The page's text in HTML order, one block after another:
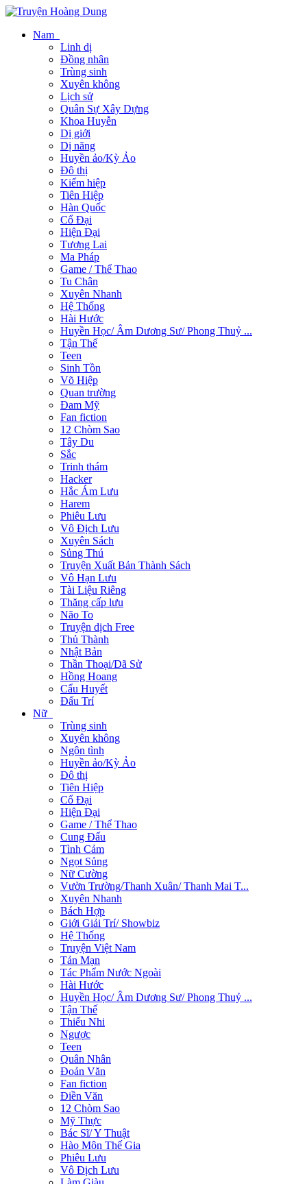
Nam
Linh dị
Đồng nhân
Trùng sinh
Xuyên không
Lịch sử
Quân Sự Xây Dựng
Khoa Huyễn
Dị giới
Dị năng
Huyền ảo/Kỳ Ảo
Đô thị
Kiếm hiệp
Tiên Hiệp
Hàn Quốc
Cổ Đại
Hiện Đại
Tương Lai
Ma Pháp
Game / Thể Thao
Tu Chân
Xuyên Nhanh
Hệ Thống
Hài Hước
Huyền Học/ Âm Dương Sư/ Phong Thuỷ ...
Tận Thế
Teen
Sinh Tồn
Võ Hiệp
Quan trường
Đam Mỹ
Fan fiction
12 Chòm Sao
Tây Du
Sắc
Trinh thám
Hacker
Hắc Ám Lưu
Harem
Phiêu Lưu
Vô Địch Lưu
Xuyên Sách
Sủng Thú
Truyện Xuất Bản Thành Sách
Vô Hạn Lưu
Tài Liệu Riêng
Thăng cấp lưu
Não To
Truyện dịch Free
Thủ Thành
Nhật Bản
Thần Thoại/Dã Sử
Hồng Hoang
Cẩu Huyết
Đấu Trí
Nữ
Trùng sinh
Xuyên không
Ngôn tình
Huyền ảo/Kỳ Ảo
Đô thị
Tiên Hiệp
Cổ Đại
Hiện Đại
Game / Thể Thao
Cung Đấu
Tình Cảm
Ngọt Sủng
Nữ Cường
Vườn Trường/Thanh Xuân/ Thanh Mai T...
Xuyên Nhanh
Bách Hợp
Giới Giải Trí/ Showbiz
Hệ Thống
Truyện Việt Nam
Tản Mạn
Tác Phẩm Nước Ngoài
Hài Hước
Huyền Học/ Âm Dương Sư/ Phong Thuỷ ...
Tận Thế
Thiếu Nhi
Ngược
Teen
Quân Nhân
Đoản Văn
Fan fiction
Điền Văn
12 Chòm Sao
Mỹ Thực
Bác Sĩ/ Y Thuật
Hào Môn Thế Gia
Phiêu Lưu
Vô Địch Lưu